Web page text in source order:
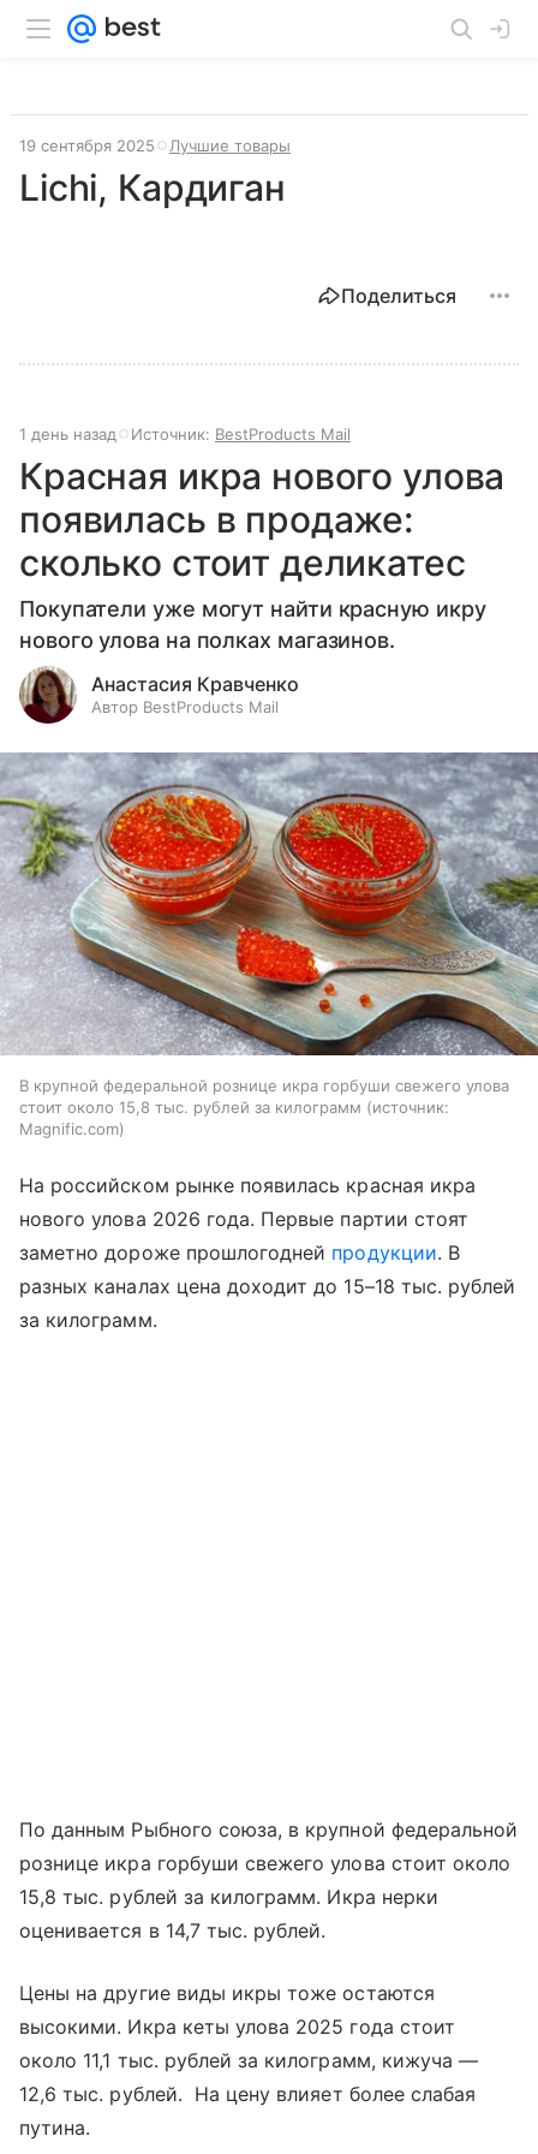
19 сентября 2025 Лучшие товары
Lichi, Кардиган
Поделиться
1 день назад Источник: BestProducts Mail
Красная икра нового улова
появилась в продаже:
сколько стоит деликатес
Покупатели уже могут найти красную икру
нового улова на полках магазинов.
Анастасия Кравченко
Автор BestProducts Mail
В крупной федеральной рознице икра горбуши свежего улова
стоит около 15,8 тыс. рублей за килограмм
источник:
Magnific.com
На российском рынке появилась красная икра
нового улова 2026 года. Первые партии стоят
заметно дороже прошлогодней продукции. В
разных каналах цена доходит до 15–18 тыс. рублей
за килограмм.
По данным Рыбного союза, в крупной федеральной
рознице икра горбуши свежего улова стоит около
15,8 тыс. рублей за килограмм. Икра нерки
оценивается в 14,7 тыс. рублей.
Цены на другие виды икры тоже остаются
высокими. Икра кеты улова 2025 года стоит
около 11,1 тыс. рублей за килограмм, кижуча —
12,6 тыс. рублей. На цену влияет более слабая
путина.